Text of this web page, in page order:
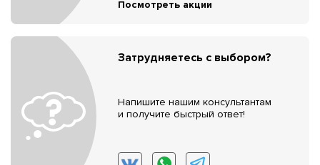
Посмотреть акции
Затрудняетесь с выбором?
Напишите нашим консультантам
и получите быстрый ответ!